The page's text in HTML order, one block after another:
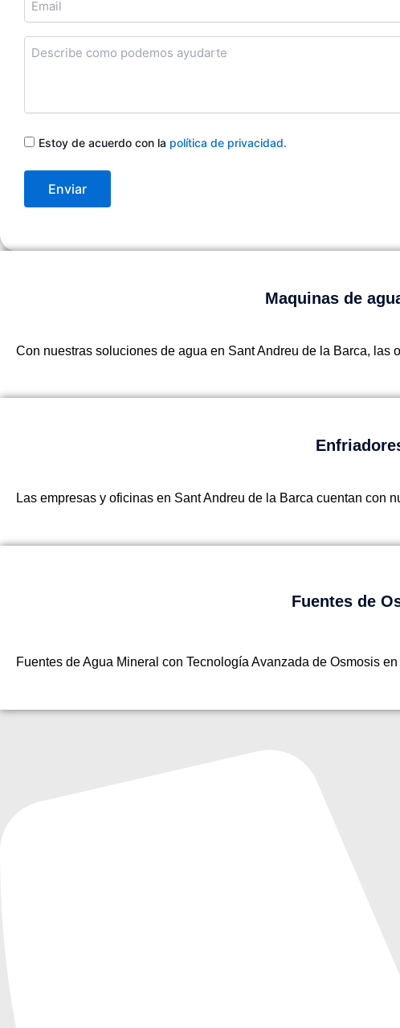
Cuentanos
en
ayudarte
Consentimiento
Estoy de acuerdo con la política de privacidad.
Maquinas de
Con nuestras soluciones de agua en Sant Andreu de la Barca, las
Las empresas y oficinas en Sant Andreu de la Barca cuentan con
Fuentes de
Fuentes de Agua Mineral con Tecnología Avanzada de Osmosis